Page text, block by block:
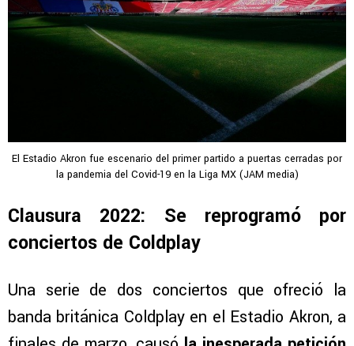
El Estadio Akron fue escenario del primer partido a puertas cerradas por
la pandemia del Covid-19 en la Liga MX (JAM media)
Clausura 2022: Se reprogramó por
conciertos de Coldplay
Una serie de dos conciertos que ofreció la
banda británica Coldplay en el Estadio Akron, a